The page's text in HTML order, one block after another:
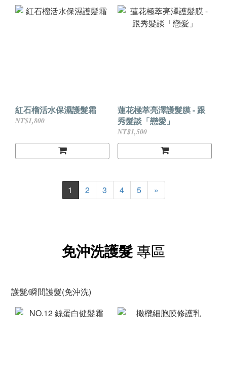
紅石榴活水保濕護髮霜
NT$1,800
蓮花極萃亮澤護髮膜 - 跟
秀髮談「戀愛」
NT$1,500
1 2 3 4 5 »
免沖洗護髮 專區
護髮/瞬間護髮(免沖洗)